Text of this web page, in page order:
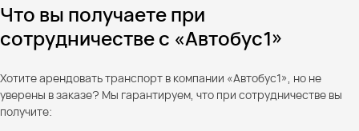
Что вы получаете при
сотрудничестве с «Автобус1»
Хотите арендовать транспорт в компании «Автобус1», но не
уверены в заказе? Мы гарантируем, что при сотрудничестве вы
получите: